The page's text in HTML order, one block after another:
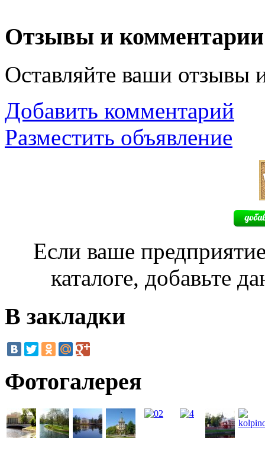
Отзывы и комментарии
Оставляйте ваши отзывы
Добавить комментарий
Разместить объявление
Если ваше
каталоге, добавьте
В закладки
Фотогалерея